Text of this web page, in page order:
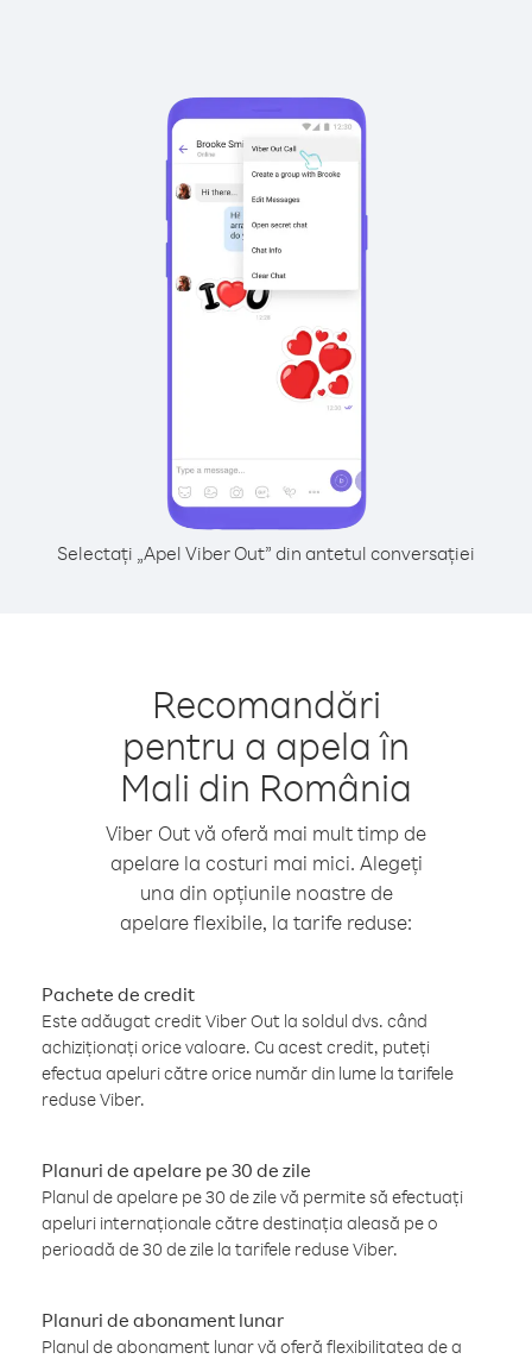
Selectați „Apel Viber Out” din antetul conversației
Recomandări
pentru a apela în
Mali din România
Viber Out vă oferă mai mult timp de
apelare la costuri mai mici. Alegeți
una din opțiunile noastre de
apelare flexibile, la tarife reduse:
Pachete de credit
Este adăugat credit Viber Out la soldul dvs. când
achiziționați orice valoare. Cu acest credit, puteți
efectua apeluri către orice număr din lume la tarifele
reduse Viber.
Planuri de apelare pe 30 de zile
Planul de apelare pe 30 de zile vă permite să efectuați
apeluri internaționale către destinația aleasă pe o
perioadă de 30 de zile la tarifele reduse Viber.
Planuri de abonament lunar
Planul de abonament lunar vă oferă flexibilitatea de a